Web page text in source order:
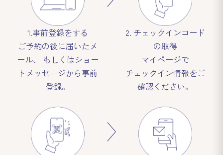
1.事前登録をする
ご予約の後に届いたメ
ール、
もしくはショー
トメッセージから事前
登録。
2. チェックインコード
の取得
マイページで
チェックイン情報をご
確認ください。